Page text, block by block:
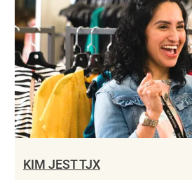
KIM JEST TJX